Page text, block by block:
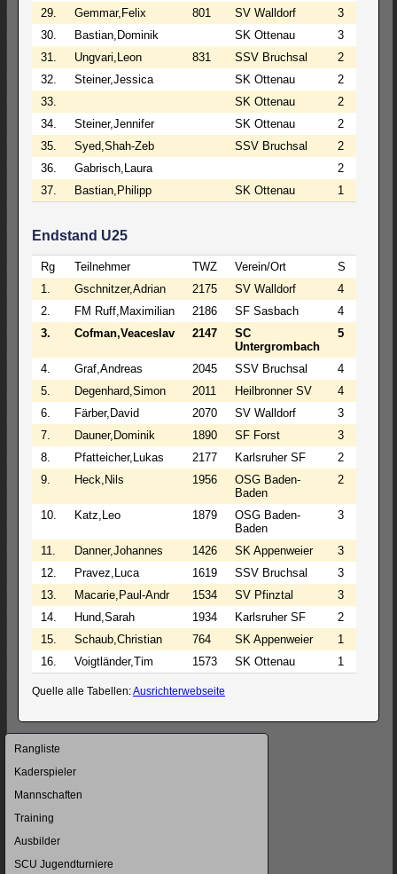
29. Gemmar,Felix 801 SV Walldorf 3
30.
Bastian,Dominik SK Ottenau 3
31.
Ungvari,Leon 831 SSV Bruchsal 2
32.
Steiner,Jessica SK Ottenau 2
33.
SK Ottenau 2
34.
Steiner,Jennifer SK Ottenau 2
35.
Syed,Shah-Zeb SSV Bruchsal 2
36.
Gabrisch,Laura 2
37.
Bastian,Philipp SK Ottenau 1
Endstand U25
Rg Teilnehmer TWZ Verein/Ort S
1.
Gschnitzer,Adrian 2175 SV Walldorf 4
2.
FM Ruff,Maximilian 2186 SF Sasbach 4
3.
Cofman,Veaceslav 2147
SC
Untergrombach
5
4. Graf,Andreas 2045 SSV Bruchsal 4
5.
Degenhard,Simon 2011 Heilbronner SV 4
6.
Färber,David 2070 SV Walldorf 3
7.
Dauner,Dominik 1890 SF Forst 3
8.
Pfatteicher,Lukas 2177 Karlsruher SF 2
9.
Heck,Nils 1956
OSG Baden-
Baden
2
10. Katz,Leo 1879
OSG Baden-
Baden
3
11. Danner,Johannes 1426 SK Appenweier 3
12.
Pravez,Luca 1619 SSV Bruchsal 3
13.
Macarie,Paul-Andr 1534 SV Pfinztal 3
14.
Hund,Sarah 1934 Karlsruher SF 2
15.
Schaub,Christian 764 SK Appenweier 1
16.
Voigtländer,Tim 1573 SK Ottenau 1
Quelle alle Tabellen:Ausrichterwebseite
Navigation
Rangliste
Kaderspieler
Mannschaften
Training
Ausbilder
SCU Jugendturniere